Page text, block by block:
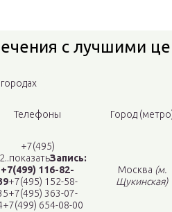
с лучшими
Телефоны Город
+7(495)
Запись:
+7(499) 116-82-
+7(495) 152-58-
363-07-
654-08-00
Москва (м.
Щукинская)